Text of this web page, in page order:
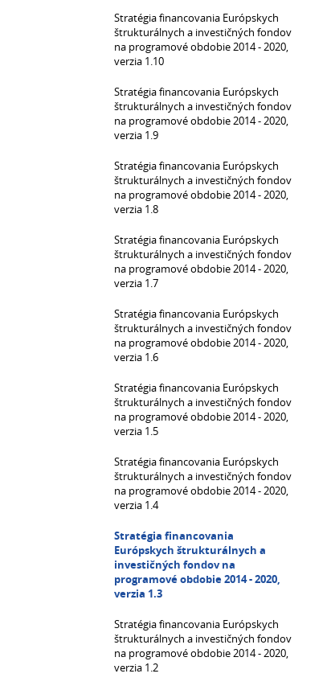
Stratégia financovania Európskych
štrukturálnych a investičných fondov
na programové obdobie 2014 - 2020,
verzia 1.10
Stratégia financovania Európskych
štrukturálnych a investičných fondov
na programové obdobie 2014 - 2020,
verzia 1.9
Stratégia financovania Európskych
štrukturálnych a investičných fondov
na programové obdobie 2014 - 2020,
verzia 1.8
Stratégia financovania Európskych
štrukturálnych a investičných fondov
na programové obdobie 2014 - 2020,
verzia 1.7
Stratégia financovania Európskych
štrukturálnych a investičných fondov
na programové obdobie 2014 - 2020,
verzia 1.6
Stratégia financovania Európskych
štrukturálnych a investičných fondov
na programové obdobie 2014 - 2020,
verzia 1.5
Stratégia financovania Európskych
štrukturálnych a investičných fondov
na programové obdobie 2014 - 2020,
verzia 1.4
Stratégia financovania
Európskych štrukturálnych a
investičných fondov na
programové obdobie 2014 - 2020,
verzia 1.3
Stratégia financovania Európskych
štrukturálnych a investičných fondov
na programové obdobie 2014 - 2020,
verzia 1.2